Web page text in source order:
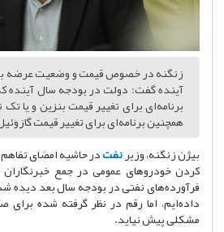
زنگنه در خصوص قیمت و وضعیت عرضه
آینده گفت: دولت در بودجه سال آینده
‌برنامه‌ای برای تغییر قیمت بنزین و یا
همچنین برنامه‌ای برای تغییر قیمت
بیژن زنگنه، وزیرنفتدر حاشیه امضای
کردن خودروهای عمومی در جمع
فرآورده‌های نفتی در بودجه سال بعد دیده
داده‌ایم، ‌اما رقم در نظر گرفته شده برای
مشکلی پیش نیاید.